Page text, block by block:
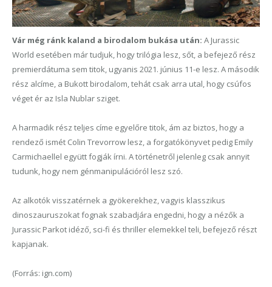
Vár még ránk kaland a birodalom bukása után: A Jurassic
World esetében már tudjuk, hogy trilógia lesz, sőt, a befejező rész
premierdátuma sem titok, ugyanis 2021. június 11-e lesz. A második
rész alcíme, a Bukott birodalom, tehát csak arra utal, hogy csúfos
véget ér az Isla Nublar sziget.
A harmadik rész teljes címe egyelőre titok, ám az biztos, hogy a
rendező ismét Colin Trevorrow lesz, a forgatókönyvet pedig Emily
Carmichaellel együttfogják írni. A történetről jelenleg csak annyit
tudunk, hogy nem génmanipulációról lesz szó.
Az alkotók visszatérnek a gyökerekhez,vagyis klasszikus
dinoszauruszokat fognak szabadjára engedni, hogy a nézők a
Jurassic Parkot idéző, sci-fi és thriller elemekkel teli, befejező részt
kapjanak.
(Forrás: ign.com)